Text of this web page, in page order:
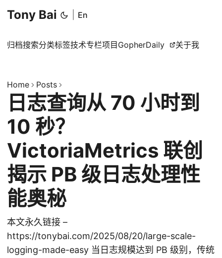
Tony Bai En
归档搜索分类标签技术专栏项目 GopherDaily 关于我
Home Posts
日志查询从 70 小时到
10 秒？
VictoriaMetrics 联创
揭示 PB 级日志处理性
能奥秘
本文永久链接 –
https://tonybai.com/2025/08/20/large-scale-
logging-made-easy 当日志规模达到 PB 级别，传统